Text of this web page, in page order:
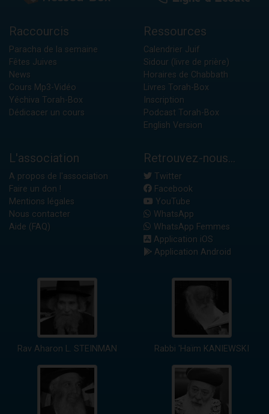
Raccourcis
Paracha de la semaine
Fêtes Juives
News
Cours Mp3-Vidéo
Yéchiva Torah-Box
Dédicacer un cours
Ressources
Calendrier Juif
Sidour (livre de prière)
Horaires de Chabbath
Livres Torah-Box
Inscription
Podcast Torah-Box
English Version
L'association
A propos de l'association
Faire un don !
Mentions légales
Nous contacter
Aide (FAQ)
Retrouvez-nous...
Twitter
Facebook
YouTube
WhatsApp
WhatsApp Femmes
Application iOS
Application Android
Rav Aharon L. STEINMAN Rabbi 'Haïm KANIEWSKI